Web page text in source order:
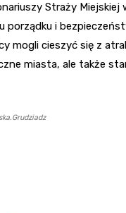
Straży
porządku i
mogli cieszyć się z
miasta, ale także